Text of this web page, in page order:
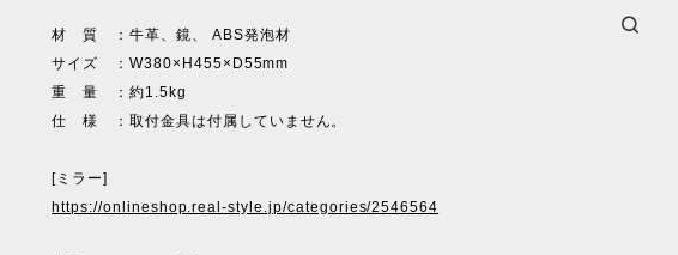
材 質 ：牛革、鏡、 ABS発泡材
サイズ ：W380×H455×D55mm
重 量 ：約1.5kg
仕 様 ：取付金具は付属していません。
[ミラー]
https://onlineshop.real-style.jp/categories/2546564